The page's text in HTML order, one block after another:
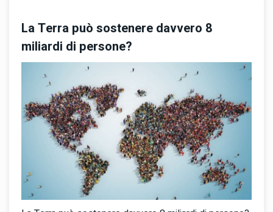
La Terra può sostenere davvero 8
miliardi di persone?